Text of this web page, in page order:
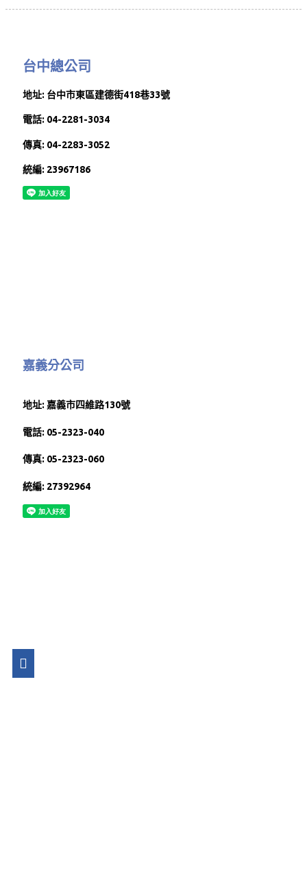
台中總公司
地址: 台中市東區建德街418巷33號
電話: 04-2281-3034
傳真: 04-2283-3052
統編: 23967186
嘉義分公司
地址: 嘉義市四維路130號
電話: 05-2323-040
傳真: 05-2323-060
統編: 27392964